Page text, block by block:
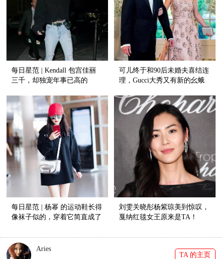
每日星范 | Kendall 包宫佳丽
三千，却独宠年事已高的
可儿终于和90后未婚夫喜结连
理，Gucci大秀又有新的幺蛾
每日星范 | 杨幂 的运动鞋长得
像袜子似的，穿着它简直成了
刘雯关晓彤杨紫琼美到惊叹，
戛纳红毯女王原来是TA！
Aries
TA 的主页